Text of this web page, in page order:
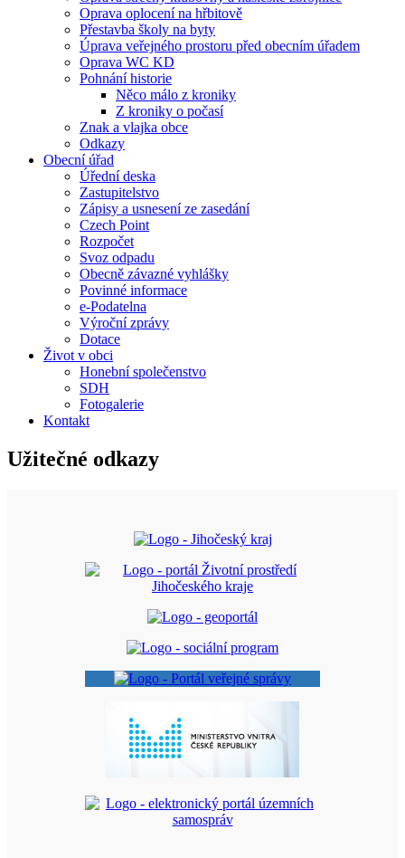
Oprava oplocení na hřbitově
Přestavba školy na byty
Úprava veřejného prostoru před obecním úřadem
Oprava WC KD
Pohnání historie
Něco málo z kroniky
Z kroniky o počasí
Znak a vlajka obce
Odkazy
Obecní úřad
Úřední deska
Zastupitelstvo
Zápisy a usnesení ze zasedání
Czech Point
Rozpočet
Svoz odpadu
Obecně závazné vyhlášky
Povinné informace
e-Podatelna
Výroční zprávy
Dotace
Život v obci
Honební společenstvo
SDH
Fotogalerie
Kontakt
Užitečné odkazy